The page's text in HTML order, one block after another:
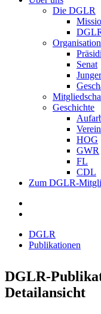
Die DGLR
Organisation
Senat
Geschichte
HOG
GWR
FL
CDL
Zum DGLR-
DGLR
Publikationen
DGLR-
Detailansicht